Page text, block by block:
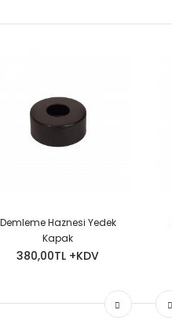
Demleme Haznesi Yedek
Kapak
380,00TL +KDV